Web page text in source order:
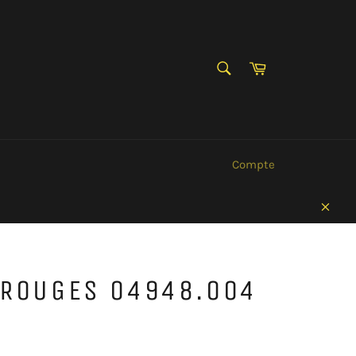
Panier
Compte
Close
04948.004